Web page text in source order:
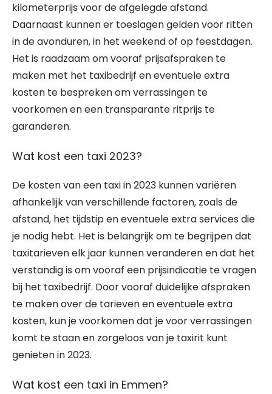
kilometerprijs voor de afgelegde afstand.
Daarnaast kunnen er toeslagen gelden voor ritten
in de avonduren, in het weekend of op feestdagen.
Het is raadzaam om vooraf prijsafspraken te
maken met het taxibedrijf en eventuele extra
kosten te bespreken om verrassingen te
voorkomen en een transparante ritprijs te
garanderen.
Wat kost een taxi 2023?
De kosten van een taxi in 2023 kunnen variëren
afhankelijk van verschillende factoren, zoals de
afstand, het tijdstip en eventuele extra services die
je nodig hebt. Het is belangrijk om te begrijpen dat
taxitarieven elk jaar kunnen veranderen en dat het
verstandig is om vooraf een prijsindicatie te vragen
bij het taxibedrijf. Door vooraf duidelijke afspraken
te maken over de tarieven en eventuele extra
kosten, kun je voorkomen dat je voor verrassingen
komt te staan en zorgeloos van je taxirit kunt
genieten in 2023.
Wat kost een taxi in Emmen?